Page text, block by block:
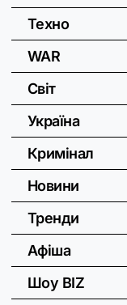
Техно
WAR
Світ
Україна
Кримінал
Новини
Тренди
Афіша
Шоу BIZ